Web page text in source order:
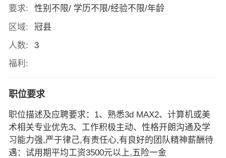
要求:
性别不限/ 学历不限/经验不限/年龄
区域:
冠县
人数:
3
福利:
职位要求
职位描述及应聘要求：1、熟悉3d MAX2、计算机或美
术相关专业优先3、工作积极主动、性格开朗沟通及学
习能力强,严于律己,有责任心,有良好的团队精神薪酬待
遇：试用期平均工资3500元以上,五险一金